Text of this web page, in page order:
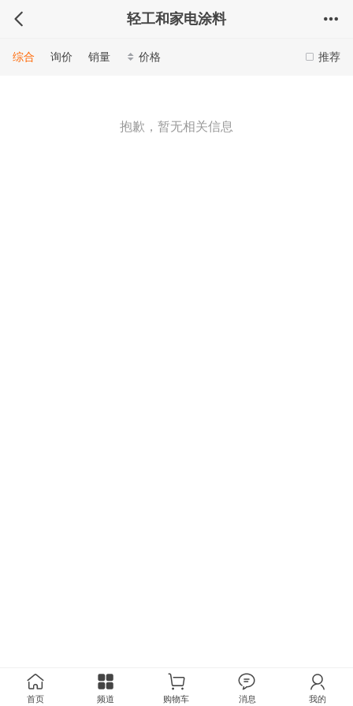
轻工和家电涂料
推荐
综合 询价 销量 价格
抱歉，暂无相关信息
首页 频道 购物车 消息 我的